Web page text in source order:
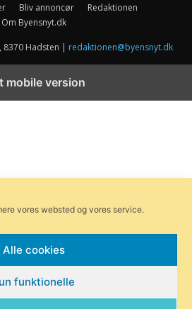
Bliv annoncør
Redaktionen
Om Byensnyt.dk
Hadsten | redaktionen@byensnyt.dk
vores websted og vores service.
Alle cookies
funktionelle
mobile version